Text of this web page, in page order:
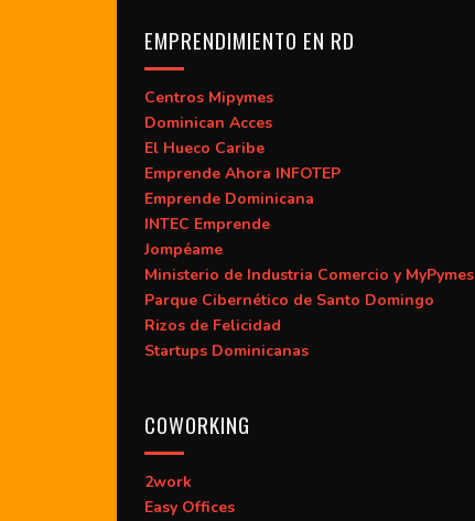
EMPRENDIMIENTO EN RD
Centros Mipymes
Dominican Acces
El Hueco Caribe
Emprende Ahora INFOTEP
Emprende Dominicana
INTEC Emprende
Jompéame
Ministerio de Industria Comercio y MyPymes
Parque Cibernético de Santo Domingo
Rizos de Felicidad
Startups Dominicanas
COWORKING
2work
Easy Offices